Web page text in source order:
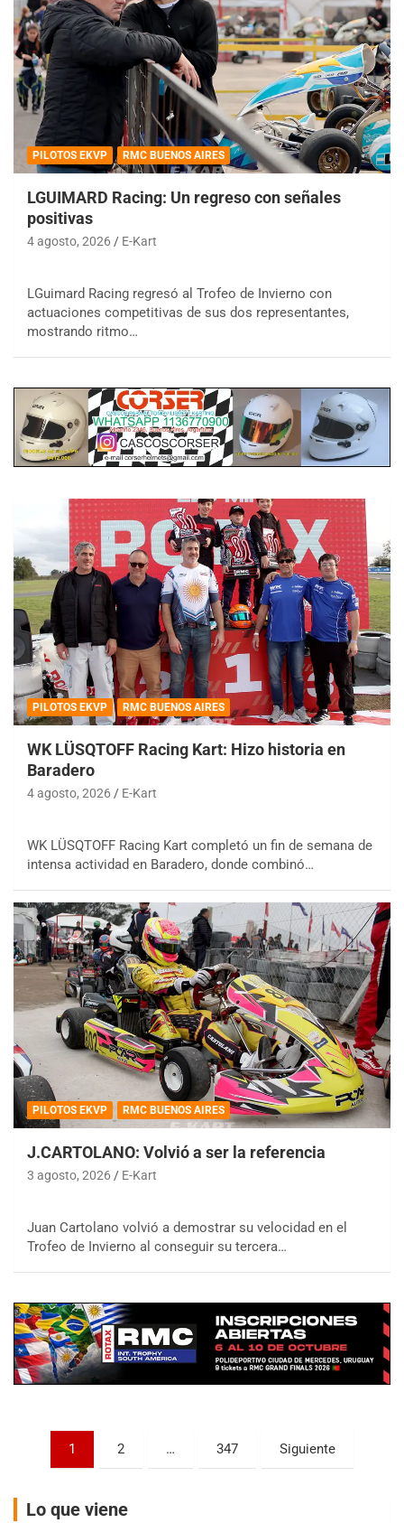
PILOTOS EKVP RMC BUENOS AIRES
LGUIMARD Racing: Un regreso con señales
positivas
4 agosto, 2026 E-Kart
LGuimard Racing regresó al Trofeo de Invierno con
actuaciones competitivas de sus dos representantes,
mostrando ritmo…
PILOTOS EKVP RMC BUENOS AIRES
WK LÜSQTOFF Racing Kart: Hizo historia en
Baradero
4 agosto, 2026 E-Kart
WK LÜSQTOFF Racing Kart completó un fin de semana de
intensa actividad en Baradero, donde combinó…
PILOTOS EKVP RMC BUENOS AIRES
J.CARTOLANO: Volvió a ser la referencia
3 agosto, 2026 E-Kart
Juan Cartolano volvió a demostrar su velocidad en el
Trofeo de Invierno al conseguir su tercera…
Paginación
entradas
1 2 … 347 Siguiente
Lo que viene
08/09-AGO
Ramiro Tot (Asfalto)
KDO - F6
Ciudad de Trenque Lauquen (Asfalto)
Trenque Lauquen (Buenos Aires)
Villaguay (Entre Ríos)
VICTORIENSE - F7